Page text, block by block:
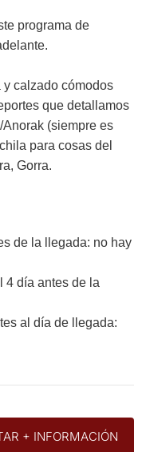
programa de
calzado cómodos
que detallamos
(siempre es
para cosas del
Gorra.
de la llegada: no hay
4 día antes de la
al día de llegada:
+ INFORMACIÓN